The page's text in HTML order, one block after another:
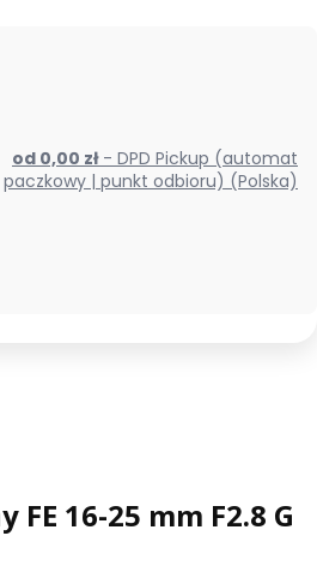
od 0,00 zł - DPD Pickup (automat
paczkowy | punkt odbioru) (Polska)
FE 16-25 mm F2.8 G